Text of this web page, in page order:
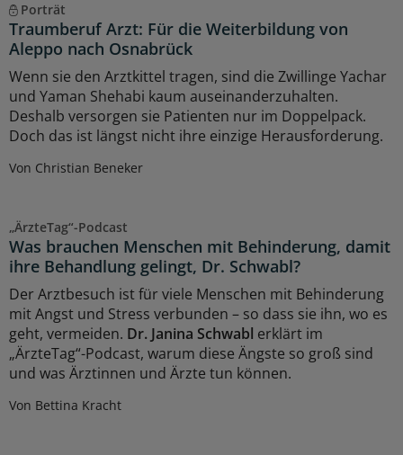
Porträt
Traumberuf Arzt: Für die Weiterbildung von
Aleppo nach Osnabrück
Wenn sie den Arztkittel tragen, sind die Zwillinge Yachar
und Yaman Shehabi kaum auseinanderzuhalten.
Deshalb versorgen sie Patienten nur im Doppelpack.
Doch das ist längst nicht ihre einzige Herausforderung.
Von Christian Beneker
„ÄrzteTag“-Podcast
Was brauchen Menschen mit Behinderung, damit
ihre Behandlung gelingt, Dr. Schwabl?
Der Arztbesuch ist für viele Menschen mit Behinderung
mit Angst und Stress verbunden – so dass sie ihn, wo es
geht, vermeiden. Dr. Janina Schwabl erklärt im
„ÄrzteTag“-Podcast, warum diese Ängste so groß sind
und was Ärztinnen und Ärzte tun können.
Von Bettina Kracht